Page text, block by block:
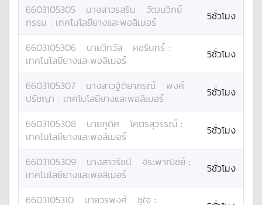
6603105305 นางสาวรสริน
วัฒนวิกย์
กรรม : เทคโนโลยียางและพอลิเมอร์ 5ชั่วโมง
6603105306 นายวิทวัส คชรินทร์ :
เทคโนโลยียางและพอลิเมอร์
5ชั่วโมง
6603105307 นางสาวฐิติยาภรณ์
พงศ์
ปรัชญา : เทคโนโลยียางและพอลิเมอร์ 5ชั่วโมง
6603105308 นายภูดิศ โคตรสุวรรณ์ :
เทคโนโลยียางและพอลิเมอร์
5ชั่วโมง
6603105309 นางสาวรัชนี จิระพาณิชย์ :
เทคโนโลยียางและพอลิเมอร์
5ชั่วโมง
6603105310 นายวรพงศ์ ชูใจ :